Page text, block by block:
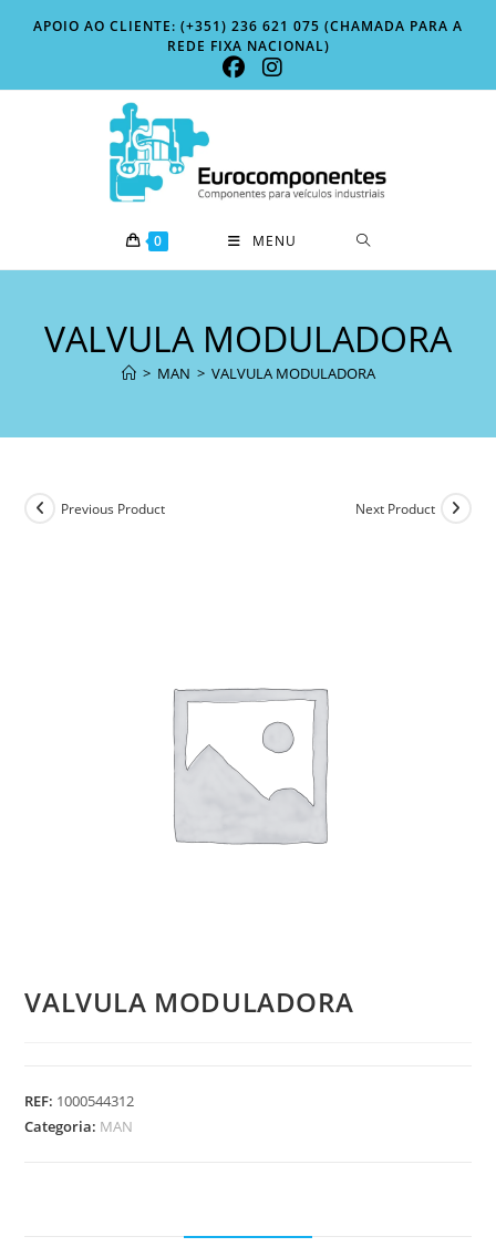
APOIO AO CLIENTE: (+351) 236 621 075 (CHAMADA PARA A
REDE FIXA NACIONAL)
0 MENU
VALVULA MODULADORA
> MAN > VALVULA MODULADORA
Previous Product Next Product
VALVULA MODULADORA
REF: 1000544312
Categoria: MAN